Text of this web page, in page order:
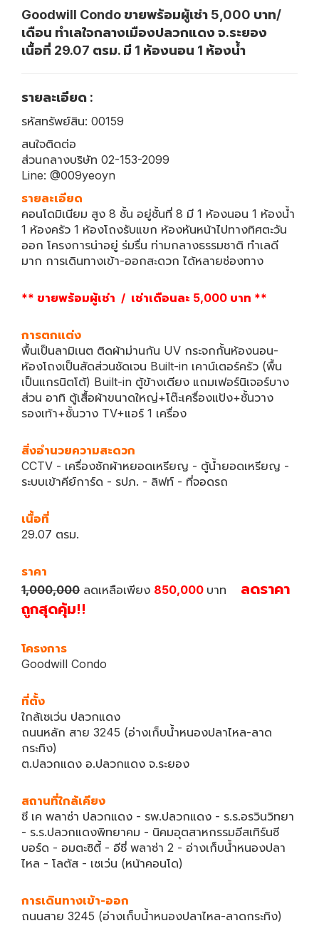
Goodwill Condo ขายพร้อมผู้เช่า 5,000 บาท/
เดือน ทำเลใจกลางเมืองปลวกแดง จ.ระยอง
เนื้อที่ 29.07 ตรม. มี 1 ห้องนอน 1 ห้องน้ำ
รายละเอียด :
รหัสทรัพย์สิน: 00159
สนใจติดต่อ
ส่วนกลางบริษัท 02-153-2099
Line: @009yeoyn
รายละเอียด
คอนโดมิเนียม สูง 8 ชั้น อยู่ชั้นที่ 8 มี 1 ห้องนอน 1 ห้องน้ำ
1 ห้องครัว 1 ห้องโถงรับแขก ห้องหันหน้าไปทางทิศตะวัน
ออก โครงการน่าอยู่ ร่มรื่น ท่ามกลางธรรมชาติ ทำเลดี
มาก การเดินทางเข้า-ออกสะดวก ได้หลายช่องทาง
** ขายพร้อมผู้เช่า / เช่าเดือนละ 5,000 บาท **
การตกแต่ง
พื้นเป็นลามิเนต ติดผ้าม่านกัน UV กระจกกั้นห้องนอน-
ห้องโถงเป็นสัดส่วนชัดเจน Built-in เคาน์เตอร์ครัว (พื้น
เป็นแกรนิตโต้) Built-in ตู้ข้างเตียง แถมเฟอร์นิเจอร์บาง
ส่วน อาทิ ตู้เสื้อผ้าขนาดใหญ่+โต๊ะเครื่องแป้ง+ชั้นวาง
รองเท้า+ชั้นวาง TV+แอร์ 1 เครื่อง
สิ่งอำนวยความสะดวก
CCTV - เครื่องซักผ้าหยอดเหรียญ - ตู้น้ำยอดเหรียญ -
ระบบเข้าคีย์การ์ด - รปภ. - ลิฟท์ - ที่จอดรถ
เนื้อที่
29.07 ตรม.
ราคา
1,000,000 ลดเหลือเพียง 850,000 บาท
ลดราคา
ถูกสุดคุ้ม!!
โครงการ
Goodwill Condo
ที่ตั้ง
ใกล้เซเว่น ปลวกแดง
ถนนหลัก สาย 3245 (อ่างเก็บน้ำหนองปลาไหล-ลาด
กระทิง)
ต.ปลวกแดง อ.ปลวกแดง จ.ระยอง
สถานที่ใกล้เคียง
ซี เค พลาซ่า ปลวกแดง - รพ.ปลวกแดง - ร.ร.อรวินวิทยา
- ร.ร.ปลวกแดงพิทยาคม - นิคมอุตสาหกรรมอีสเทิร์นซี
บอร์ด - อมตะซิตี้ - อีซี่ พลาซ่า 2 - อ่างเก็บน้ำหนองปลา
ไหล - โลตัส - เซเว่น (หน้าคอนโด)
การเดินทางเข้า-ออก
ถนนสาย 3245 (อ่างเก็บน้ำหนองปลาไหล-ลาดกระทิง)